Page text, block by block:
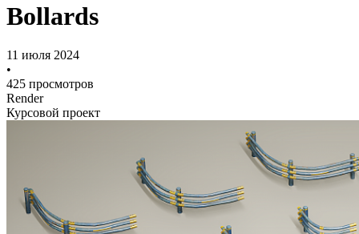
Bollards
11 июля 2024
•
425 просмотров
Render
Курсовой проект